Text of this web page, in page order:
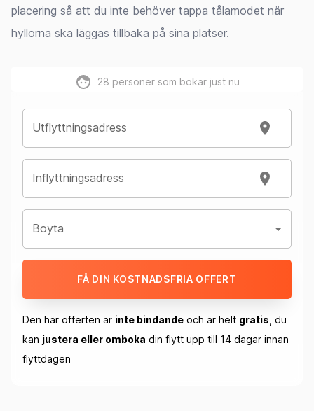
placering så att du inte behöver tappa tålamodet när
hyllorna ska läggas tillbaka på sina platser.
28 personer som bokar just nu
Utflyttningsadress
Inflyttningsadress
Boyta
FÅ DIN KOSTNADSFRIA OFFERT
Den här offerten är inte bindande och är helt gratis , du
kan justera eller omboka din flytt upp till 14 dagar innan
flyttdagen